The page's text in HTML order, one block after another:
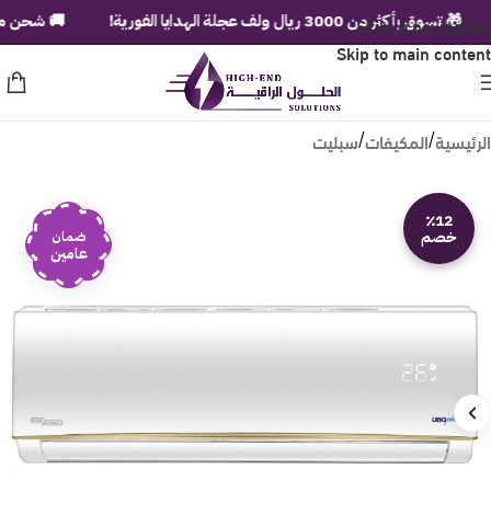
Skip to navigation
Skip to main content
الرئيسية/المكيفات/سبليت
٪12
خصم ضمان
عامين
بأكثر من 3000 ريال ولف عجلة الهدايا الفورية! 🚚 شحن مجاني